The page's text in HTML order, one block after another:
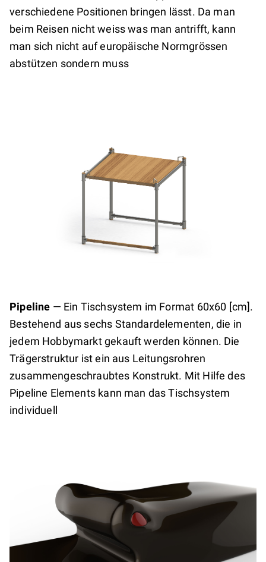
verschiedene Positionen bringen lässt. Da man
beim Reisen nicht weiss was man antrifft, kann
man sich nicht auf europäische Normgrössen
abstützen sondern muss
Pipeline — Ein Tischsystem im Format 60x60 [cm].
Bestehend aus sechs Standardelementen, die in
jedem Hobbymarkt gekauft werden können. Die
Trägerstruktur ist ein aus Leitungsrohren
zusammengeschraubtes Konstrukt. Mit Hilfe des
Pipeline Elements kann man das Tischsystem
individuell